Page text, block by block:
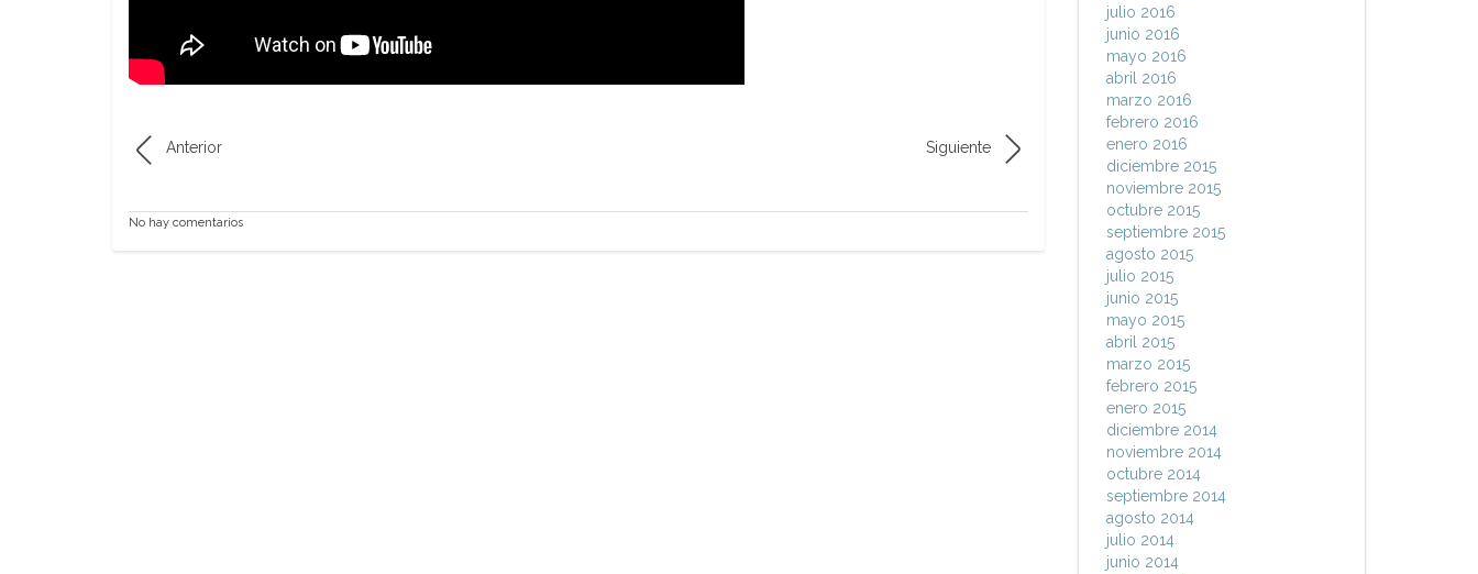
Anterior Siguiente
No hay comentarios
julio 2016
junio 2016
mayo 2016
abril 2016
marzo 2016
febrero 2016
enero 2016
diciembre 2015
noviembre 2015
octubre 2015
septiembre 2015
agosto 2015
julio 2015
junio 2015
mayo 2015
abril 2015
marzo 2015
febrero 2015
enero 2015
diciembre 2014
noviembre 2014
octubre 2014
septiembre 2014
agosto 2014
julio 2014
junio 2014